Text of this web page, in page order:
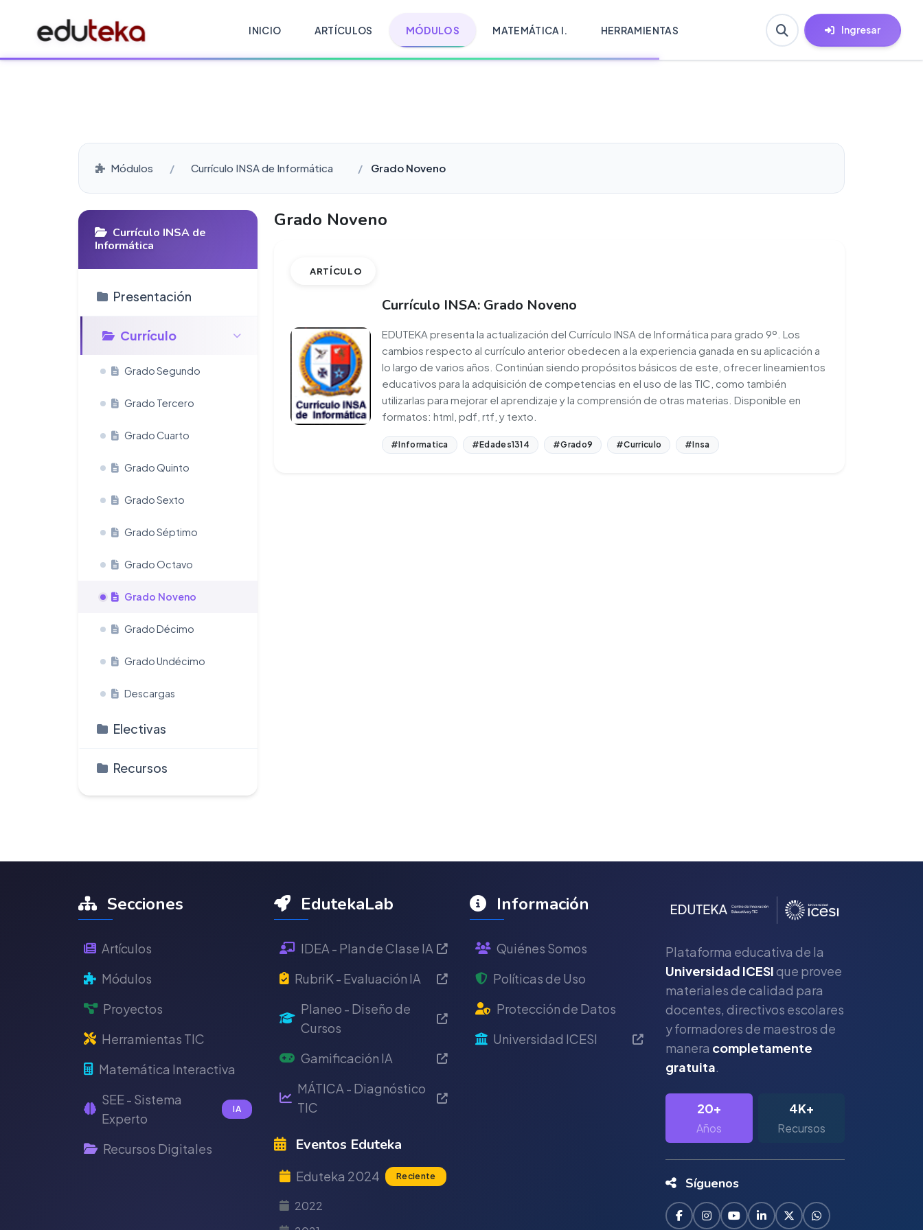
INICIO ARTÍCULOS MÓDULOS MATEMÁTICA I. HERRAMIENTAS Ingresar
Módulos Currículo INSA de Informática Grado Noveno
Currículo INSA de
Informática
Presentación
Currículo
Grado Segundo
Grado Tercero
Grado Cuarto
Grado Quinto
Grado Sexto
Grado Séptimo
Grado Octavo
Grado Noveno
Grado Décimo
Grado Undécimo
Descargas
Electivas
Recursos
Grado Noveno
ARTÍCULO
Currículo INSA: Grado Noveno
EDUTEKA presenta la actualización del Currículo INSA de Informática para grado 9º. Los
cambios respecto al currículo anterior obedecen a la experiencia ganada en su aplicación a
lo largo de varios años. Continúan siendo propósitos básicos de este, ofrecer lineamientos
educativos para la adquisición de competencias en el uso de las TIC, como también
utilizarlas para mejorar el aprendizaje y la comprensión de otras materias. Disponible en
formatos: html, pdf, rtf, y texto.
#Informatica #Edades1314 #Grado9 #Curriculo #Insa
Secciones
Artículos
Módulos
Proyectos
Herramientas TIC
Matemática Interactiva
SEE - Sistema
Experto
IA
Recursos Digitales
EdutekaLab
IDEA - Plan de Clase IA
RubriK - Evaluación IA
Planeo - Diseño de
Cursos
Gamificación IA
MÁTICA - Diagnóstico
TIC
Eventos Eduteka
Eduteka 2024 Reciente
2022
Información
Quiénes Somos
Políticas de Uso
Protección de Datos
Universidad ICESI
Plataforma educativa de la
Universidad ICESIque provee
materiales de calidad para
docentes, directivos escolares
y formadores de maestros de
manera completamente
gratuita.
20+
Años
4K+
Recursos
Síguenos